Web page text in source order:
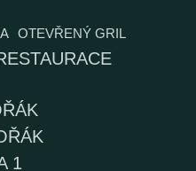
OTEVŘENÝ GRIL
1